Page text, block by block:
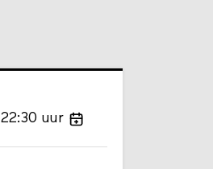
22:30 uur